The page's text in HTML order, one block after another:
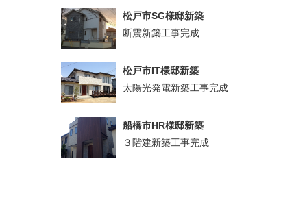
松戸市SG様邸新築
断震新築工事完成
松戸市IT様邸新築
太陽光発電新築工事完成
船橋市HR様邸新築
３階建新築工事完成